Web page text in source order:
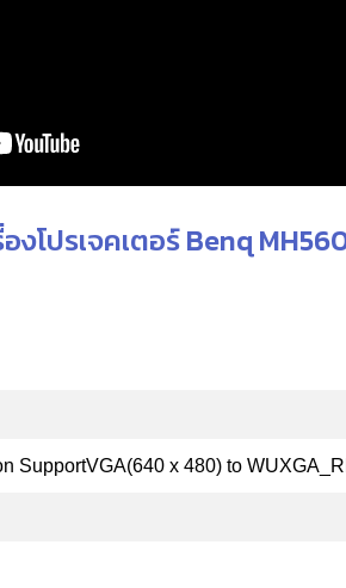
โปรเจคเตอร์ Benq
SupportVGA(640 x 480) to